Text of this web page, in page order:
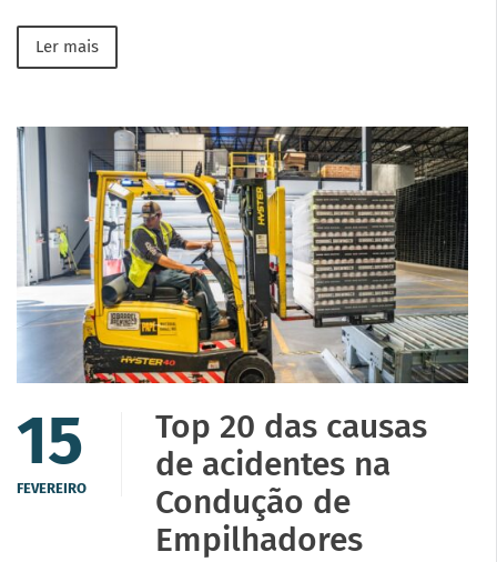
Ler mais
15
FEVEREIRO
Top 20 das causas
de acidentes na
Condução de
Empilhadores